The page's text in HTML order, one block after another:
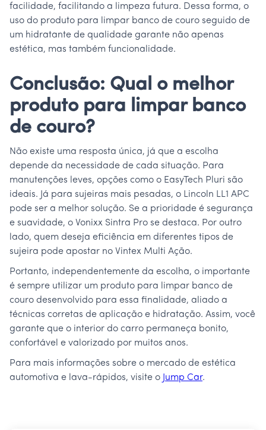
facilidade, facilitando a limpeza futura. Dessa forma, o
uso do produto para limpar banco de couro seguido de
um hidratante de qualidade garante não apenas
estética, mas também funcionalidade.
Conclusão: Qual o melhor
produto para limpar banco
de couro?
Não existe uma resposta única, já que a escolha
depende da necessidade de cada situação. Para
manutenções leves, opções como o EasyTech Pluri são
ideais. Já para sujeiras mais pesadas, o Lincoln LL1 APC
pode ser a melhor solução. Se a prioridade é segurança
e suavidade, o Vonixx Sintra Pro se destaca. Por outro
lado, quem deseja eficiência em diferentes tipos de
sujeira pode apostar no Vintex Multi Ação.
Portanto, independentemente da escolha, o importante
é sempre utilizar um produto para limpar banco de
couro desenvolvido para essa finalidade, aliado a
técnicas corretas de aplicação e hidratação. Assim, você
garante que o interior do carro permaneça bonito,
confortável e valorizado por muitos anos.
Para mais informações sobre o mercado de estética
automotiva e lava-rápidos, visite o Jump Car.